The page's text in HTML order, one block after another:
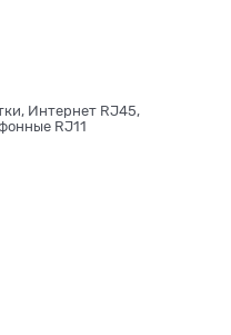
Интернет RJ45,
RJ11